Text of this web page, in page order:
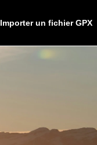
Importer un fichier GPX